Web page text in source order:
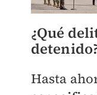
¿Qué
Hasta